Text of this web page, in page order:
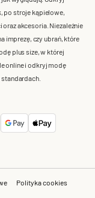
po stroje kąpielowe,
akcesoria. Niezależnie
imprezę, czy ubrań, które
plus size, w której
online i odkryj modę
Polityka cookies